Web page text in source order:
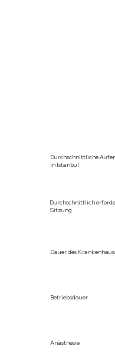
Durchschnittliche
in Istanbul
Durchschnittlich
Sitzung
Dauer des
Betriebsdauer
Anästhesie